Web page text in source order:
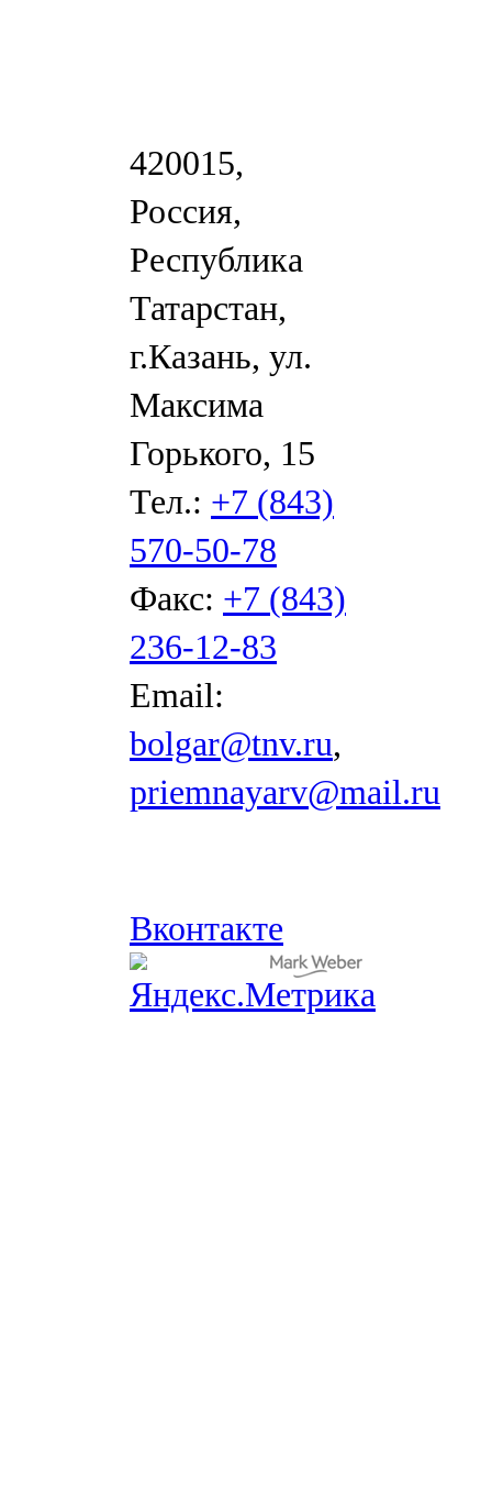
420015,
Россия,
Республика
Татарстан,
г.Казань, ул.
Максима
Горького, 15
Тел.: +7 (843)
570-50-78
Факс: +7 (843)
236-12-83
Email:
bolgar@tnv.ru,
priemnayarv@mail.ru
Вконтакте